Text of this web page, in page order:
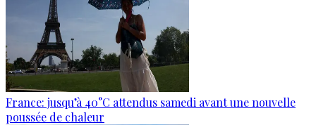
France: jusqu’à 40°C attendus samedi avant une nouvelle
poussée de chaleur